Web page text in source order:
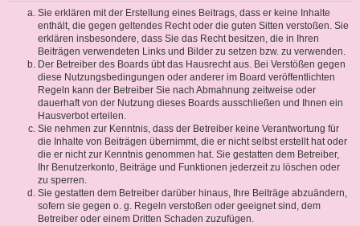
Sie erklären mit der Erstellung eines Beitrags, dass er keine Inhalte
enthält, die gegen geltendes Recht oder die guten Sitten verstoßen. Sie
erklären insbesondere, dass Sie das Recht besitzen, die in Ihren
Beiträgen verwendeten Links und Bilder zu setzen bzw. zu verwenden.
Der Betreiber des Boards übt das Hausrecht aus. Bei Verstößen gegen
diese Nutzungsbedingungen oder anderer im Board veröffentlichten
Regeln kann der Betreiber Sie nach Abmahnung zeitweise oder
dauerhaft von der Nutzung dieses Boards ausschließen und Ihnen ein
Hausverbot erteilen.
Sie nehmen zur Kenntnis, dass der Betreiber keine Verantwortung für
die Inhalte von Beiträgen übernimmt, die er nicht selbst erstellt hat oder
die er nicht zur Kenntnis genommen hat. Sie gestatten dem Betreiber,
Ihr Benutzerkonto, Beiträge und Funktionen jederzeit zu löschen oder
zu sperren.
Sie gestatten dem Betreiber darüber hinaus, Ihre Beiträge abzuändern,
sofern sie gegen o. g. Regeln verstoßen oder geeignet sind, dem
Betreiber oder einem Dritten Schaden zuzufügen.